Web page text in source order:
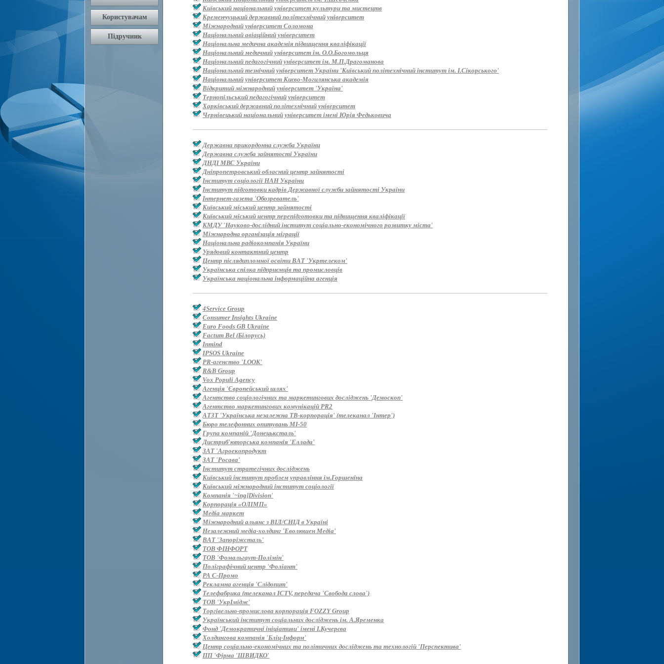
Київський національний університет культури та мистецтв
Кременчуцький державний політехнічний університет
Міжнародний університет Соломона
Національний авіаційний університет
Національна медична академія підвищення кваліфікації
Національний медичний університет ім. О.О.Богомольця
Національний педагогічний університет ім. М.П.Драгоманова
Національний тезнічний університет України 'Київський політехнічний інститут ім. І.Сікорського'
Національний університет Києво-Могилянська академія
Відкритий міжнародний університет 'Україна'
Тернопільський педагогічний університет
Харківський державний політехнічний університет
Чернівецький національний університет імені Юрія Федьковича
Державна прикордонна служба України
Державна служба зайнятості України
ДНДІ МВС України
Дніпропетровський обласний центр зайнятості
Інститут соціології НАН України
Інститут підготовки кадрів Державної служби зайнятості України
Інтернет-газета 'Обозреватель'
Київський міський центр зайнятості
Київський міський центр перепідготовки та підвищення кваліфікації
КМДУ 'Науково-дослідний інститут соціально-економічного розвитку міста'
Міжнародна організація міграції
Національна радіокомпанія України
Урядовий контактний центр
Центр післядипломної освіти ВАТ 'Укртелеком'
Українська спілка підприємців та промисловців
Українська національна інформаційна агенція
4Service Group
Consumer Insights Ukraine
Euro Foods GB Ukraine
Factum Bel (Білорусь)
Inmind
IPSOS Ukraine
PR-агенство 'LOOK'
R&B Group
Vox Populi Agency
Агенція 'Європейський шлях'
Агентство соціологічних та маркетингових досліджень 'Демоскоп'
Агентство маркетингових комунікацій PR2
АТЗТ 'Українська незалежна ТВ-корпорація' (телеканал 'Інтер')
Бюро телефонних опитувань MI-50
Група компаній 'Донецьксталь'
Дистриб'юторська компанія 'Еллада'
ЗАТ 'Агроекопродукт
ЗАТ 'Росава'
Інститут стратегічних досліджень
Київський інститут проблем управління ім.Горшеніна
Київський міжнародний інститут соціології
Компанія '~ing]Division'
Корпорація «ОЛІМП»
Медіа маркет
Міжнародний альянс з ВІЛ/СНІД в Україні
Незалежний медіа-холдинг 'Еволюшен Медіа'
ВАТ 'Запоріжсталь'
ТОВ ФІНФОРТ
ТОВ 'Фомальгаут-Полімін'
Поліграфічний центр 'Фоліант'
РА С-Промо
Рекламна агенція 'Слідопит'
Телефабрика (телеканал ICTV, передача 'Свобода слова')
ТОВ 'УкрІмідж'
Торгівельно-промислова корпорація FOZZY Group
Український інститут соціальних досліджень ім. А.Яременка
Фонд 'Демократичні ініціативи' імені І.Кучерєва
Холдингова компанія 'Бліц-Інформ'
Центр соціально-економічних та політичних досліджень та технологій 'Перспектива'
ПП 'Фірма 'ШВИДКО'